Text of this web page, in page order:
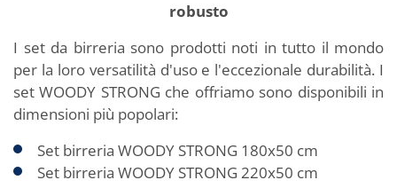
robusto
I set da birreria sono prodotti noti in tutto il mondo
per la loro versatilità d'uso e l'eccezionale durabilità. I
set WOODY STRONG che offriamo sono disponibili in
dimensioni più popolari:
Set birreria WOODY STRONG 180x50 cm
Set birreria WOODY STRONG 220x50 cm